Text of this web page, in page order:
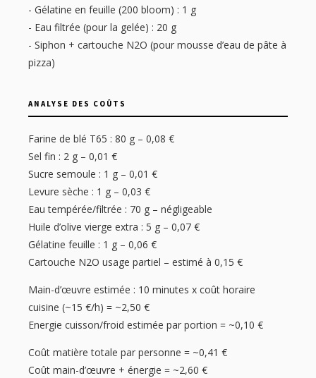
- Gélatine en feuille (200 bloom) : 1 g
- Eau filtrée (pour la gelée) : 20 g
- Siphon + cartouche N2O (pour mousse d’eau de pâte à
pizza)
ANALYSE DES COÛTS
Farine de blé T65 : 80 g – 0,08 €
Sel fin : 2 g – 0,01 €
Sucre semoule : 1 g – 0,01 €
Levure sèche : 1 g – 0,03 €
Eau tempérée/filtrée : 70 g – négligeable
Huile d’olive vierge extra : 5 g – 0,07 €
Gélatine feuille : 1 g – 0,06 €
Cartouche N2O usage partiel – estimé à 0,15 €
Main-d’œuvre estimée : 10 minutes x coût horaire
cuisine (~15 €/h) = ~2,50 €
Energie cuisson/froid estimée par portion = ~0,10 €
Coût matière totale par personne = ~0,41 €
Coût main-d’œuvre + énergie = ~2,60 €